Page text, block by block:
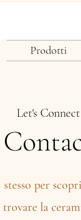
Prodotti
Let's Connect
per
la